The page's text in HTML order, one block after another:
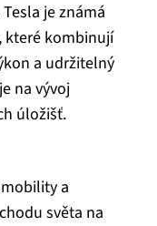
je známá
které kombinují
a udržitelný
na vývoj
úložišť.
a
světa na